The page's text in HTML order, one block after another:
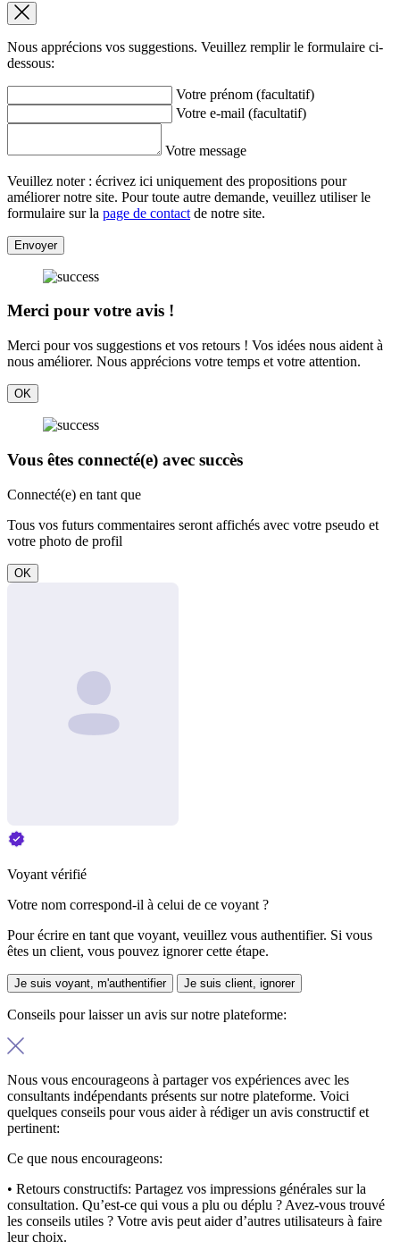
Nous apprécions vos suggestions. Veuillez remplir le formulaire ci-
dessous:
Votre prénom (facultatif)
Votre e-mail (facultatif)
Votre message
Veuillez noter : écrivez ici uniquement des propositions pour
améliorer notre site. Pour toute autre demande, veuillez utiliser le
formulaire sur la page de contact de notre site.
Envoyer
Merci pour votre avis !
Merci pour vos suggestions et vos retours ! Vos idées nous aident à
nous améliorer. Nous apprécions votre temps et votre attention.
OK
Vous êtes connecté(e) avec succès
Connecté(e) en tant que
Tous vos futurs commentaires seront affichés avec votre pseudo et
votre photo de profil
OK
Voyant vérifié
Votre nom correspond-il à celui de ce voyant ?
Pour écrire en tant que voyant, veuillez vous authentifier. Si vous
êtes un client, vous pouvez ignorer cette étape.
Je suis voyant, m'authentifier Je suis client, ignorer
Conseils pour laisser un avis sur notre plateforme:
Nous vous encourageons à partager vos expériences avec les
consultants indépendants présents sur notre plateforme. Voici
quelques conseils pour vous aider à rédiger un avis constructif et
pertinent:
Ce que nous encourageons:
• Retours constructifs: Partagez vos impressions générales sur la
consultation. Qu’est-ce qui vous a plu ou déplu ? Avez-vous trouvé
les conseils utiles ? Votre avis peut aider d’autres utilisateurs à faire
leur choix.